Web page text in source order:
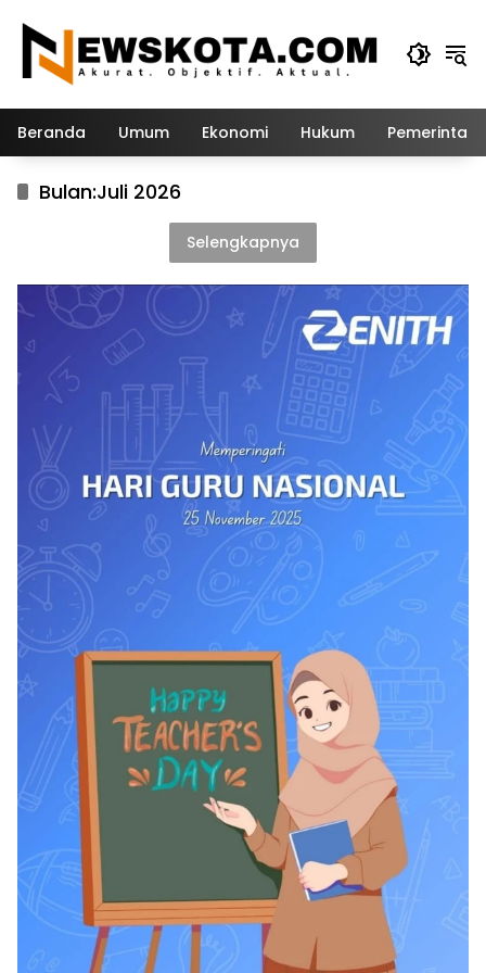
konten
Beranda Umum Ekonomi Hukum
Bulan:Juli 2026
Selengkapnya